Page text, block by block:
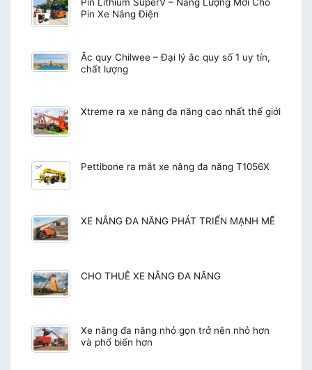
Pin Lithium SuperV – Năng Lượng Mới Cho
Pin Xe Nâng Điện
Ắc quy Chilwee – Đại lý ắc quy số 1 uy tín,
chất lượng
Xtreme ra xe nâng đa năng cao nhất thế giới
Pettibone ra mắt xe nâng đa năng T1056X
XE NÂNG ĐA NĂNG PHÁT TRIỂN MẠNH MẼ
CHO THUÊ XE NÂNG ĐA NĂNG
Xe nâng đa năng nhỏ gọn trở nên nhỏ hơn
và phổ biến hơn